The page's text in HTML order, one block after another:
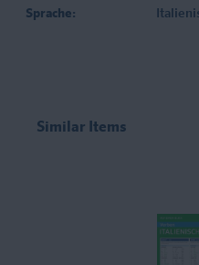
Sprache:
Similar Items